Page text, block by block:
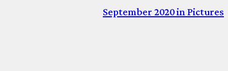
September 2020 in Pictures